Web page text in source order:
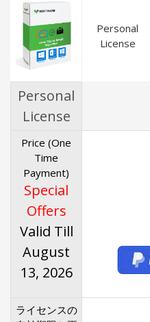
Personal
License
Personal
License
Price (One
Time
Payment)
Special
Offers
Valid Till
August
13, 2026
ライセンスの